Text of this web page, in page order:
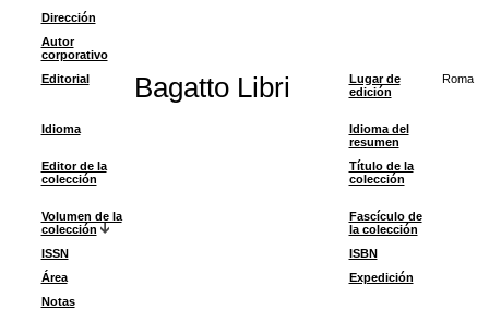
Dirección
Autor
corporativo
Editorial
Bagatto Libri
Lugar de
edición
Roma
Idioma
Idioma del
resumen
Editor de la
colección
Título de la
colección
Volumen de la
colección
Fascículo de
la colección
ISSN
ISBN
Área
Expedición
Notas